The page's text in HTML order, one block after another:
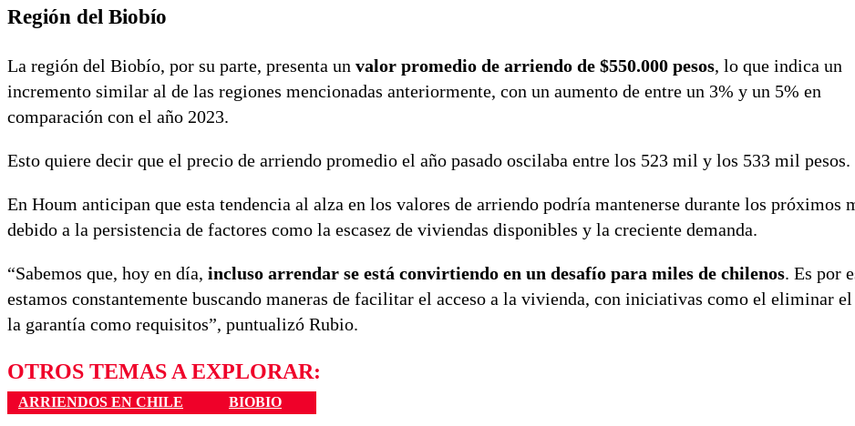
Región del Biobío
La región del Biobío, por su parte, presenta un valor promedio de arriendo de $550.000 pesos, lo que indica un
incremento similar al de las regiones mencionadas anteriormente, con un aumento de entre un 3% y un 5% en
comparación con el año 2023.
Esto quiere decir que el precio de arriendo promedio el año pasado oscilaba entre los 523 mil y los 533 mil pesos.
En Houm anticipan que esta tendencia al alza en los valores de arriendo podría mantenerse durante los próximos
debido a la persistencia de factores como la escasez de viviendas disponibles y la creciente demanda.
“Sabemos que, hoy en día, incluso arrendar se está convirtiendo en un desafío para miles de chilenos. Es por
estamos constantemente buscando maneras de facilitar el acceso a la vivienda, con iniciativas como el eliminar
la garantía como requisitos”, puntualizó Rubio.
OTROS TEMAS A EXPLORAR:
ARRIENDOS EN CHILE BIOBIO